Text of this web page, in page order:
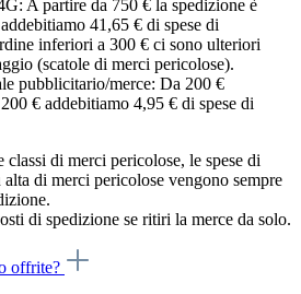
A partire da 750 € la spedizione è
41,65 € di spese di
inferiori a 300 € ci sono ulteriori
(scatole di merci pericolose).
pubblicitario/merce: Da 200 €
€ addebitiamo 4,95 € di spese di
di merci pericolose, le spese di
di merci pericolose vengono sempre
di spedizione se ritiri la merce da solo.
offrite?